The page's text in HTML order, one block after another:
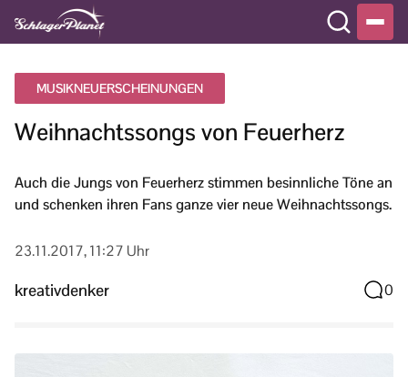
MUSIKNEUERSCHEINUNGEN
Weihnachtssongs von Feuerherz
Auch die Jungs von Feuerherz stimmen besinnliche Töne an
und schenken ihren Fans ganze vier neue Weihnachtssongs.
23.11.2017, 11:27 Uhr
kreativdenker 0